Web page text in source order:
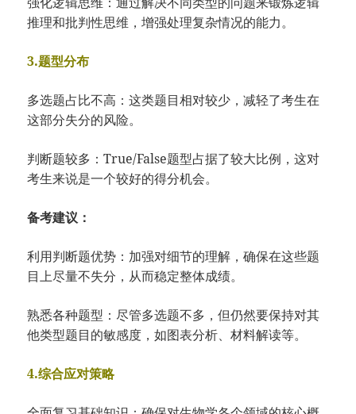
推理和批判性思维，增强处理复杂情况的能力。
3.题型分布
多选题占比不高：这类题目相对较少，减轻了考生在
这部分失分的风险。
判断题较多：True/False题型占据了较大比例，这对
考生来说是一个较好的得分机会。
备考建议：
利用判断题优势：加强对细节的理解，确保在这些题
目上尽量不失分，从而稳定整体成绩。
熟悉各种题型：尽管多选题不多，但仍然要保持对其
他类型题目的敏感度，如图表分析、材料解读等。
4.综合应对策略